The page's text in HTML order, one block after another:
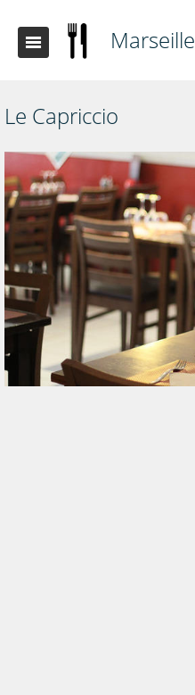
Marseille
Le Capriccio